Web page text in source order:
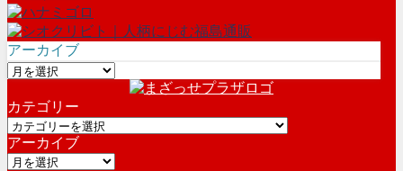
アーカイブ
ア
カ
イ
ブ
カテゴリー
カ
テ
ゴ
アーカイブ
ア